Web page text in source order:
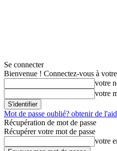
Se connecter
Bienvenue ! Connectez-vous à
votre
votre
Mot de passe oublié? obtenir de
Récupération de mot de passe
Récupérer votre mot de passe
votre